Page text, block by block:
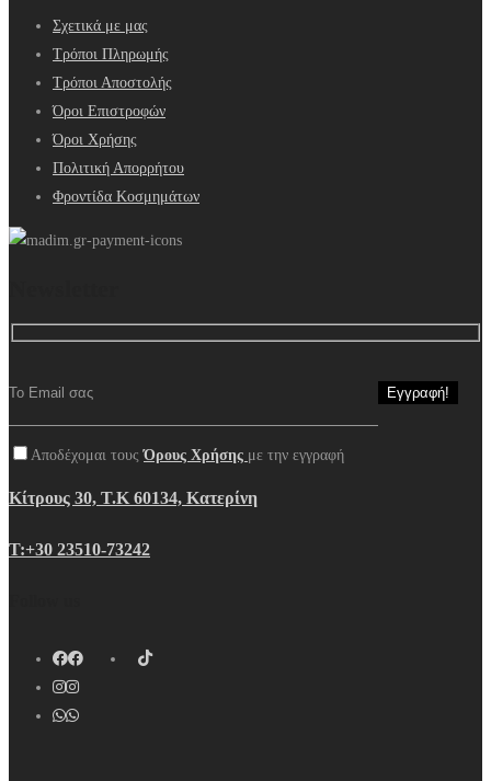
Σχετικά με μας
Τρόποι Πληρωμής
Τρόποι Αποστολής
Όροι Επιστροφών
Όροι Χρήσης
Πολιτική Απορρήτου
Φροντίδα Κοσμημάτων
Αποδέχομαι τουςΌρους Χρήσης με την εγγραφή
Κίτρους 30, Τ.Κ 60134, Κατερίνη
Τ:+30 23510-73242